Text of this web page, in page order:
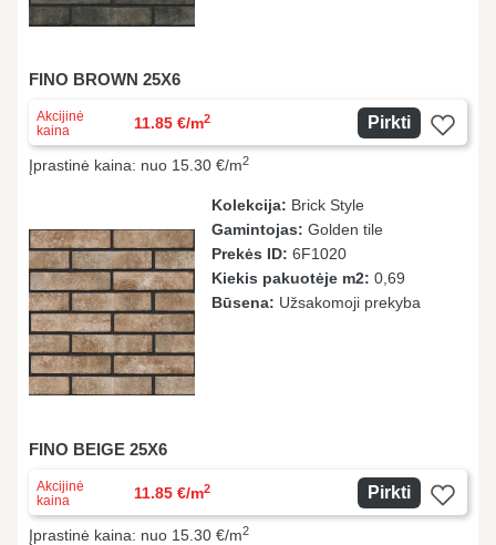
FINO BROWN 25X6
Akcijinė
kaina
11.85 €/m2 Pirkti
Įprastinė kaina: nuo 15.30 €/m2
Kolekcija: Brick Style
Gamintojas: Golden tile
Prekės ID: 6F1020
Kiekis pakuotėje m2: 0,69
Būsena: Užsakomoji prekyba
FINO BEIGE 25X6
Akcijinė
kaina
11.85 €/m2 Pirkti
Įprastinė kaina: nuo 15.30 €/m2